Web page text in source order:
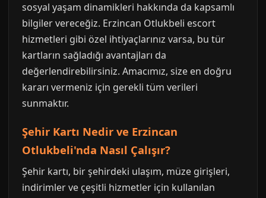
sosyal yaşam dinamikleri hakkında da kapsamlı
bilgiler vereceğiz. Erzincan Otlukbeli escort
hizmetleri gibi özel ihtiyaçlarınız varsa, bu tür
kartların sağladığı avantajları da
değerlendirebilirsiniz. Amacımız, size en doğru
kararı vermeniz için gerekli tüm verileri
sunmaktır.
Şehir Kartı Nedir ve Erzincan
Otlukbeli'nda Nasıl Çalışır?
Şehir kartı, bir şehirdeki ulaşım, müze girişleri,
indirimler ve çeşitli hizmetler için kullanılan